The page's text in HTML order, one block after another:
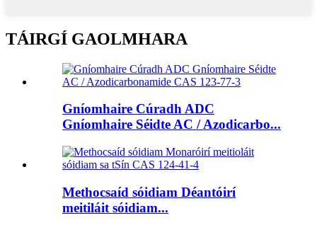
TÁIRGÍ GAOLMHARA
Gníomhaire Cúradh ADC
Gníomhaire Séidte AC / Azodicarbo...
Methocsaíd sóidiam Déantóirí
meitiláit sóidiam...